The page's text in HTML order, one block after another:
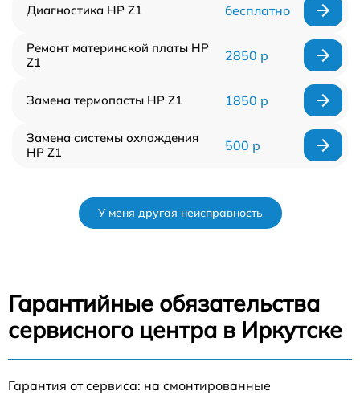
Диагностика HP Z1 бесплатно
Ремонт материнской платы HP
Z1
2850 р
Замена термопасты HP Z1 1850 р
Замена системы охлаждения
HP Z1
500 р
У меня другая неисправность
Гарантийные обязательства
сервисного центра в Иркутске
Гарантия от сервиса: на смонтированные